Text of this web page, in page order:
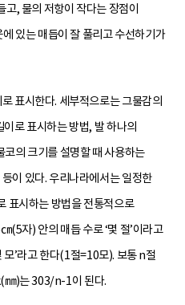
, 물의 저항이 작다는 장점이
있는 매듭이 잘 풀리고 수선하기가
표시한다. 세부적으로는 그물감의
로 표시하는 방법, 발 하나의
의 크기를 설명할 때 사용하는
이 있다. 우리나라에서는 일정한
표시하는 방법을 전통적으로
(5자) 안의 매듭 수로 ‘몇 절’이라고
모’라고 한다(1절=10모). 보통 n절
㎜)는 303/n-1이 된다.